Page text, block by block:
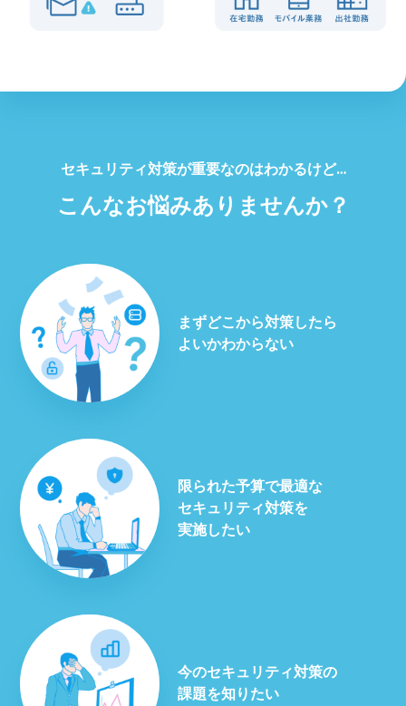
セキュリティ対策が重要なのはわかるけど…
こんなお悩みありませんか？
まずどこから対策したら
よいかわからない
限られた予算で最適な
セキュリティ対策を
実施したい
今のセキュリティ対策の
課題を知りたい